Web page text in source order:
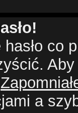
co
a